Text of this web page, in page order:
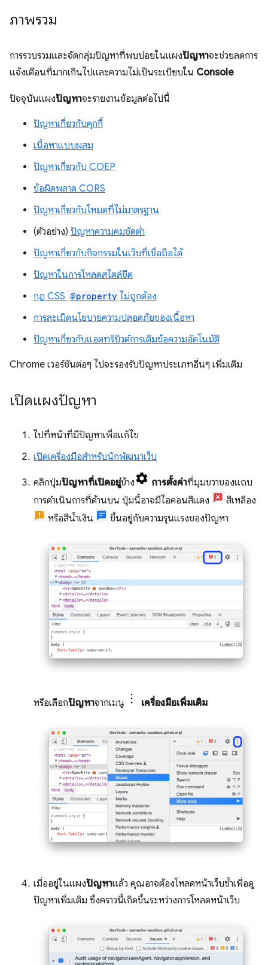
ภาพรวม
การรวบรวมและจัดกลุ่มปัญหาที่พบบ่อยในแผงปัญหาจะช่วยลดการ
แจ้งเตือนที่มากเกินไปและความไม่เป็นระเบียบใน Console
ปัจจุบันแผงปัญหาจะรายงานข้อมูลต่อไปนี้
ปัญหาเกี่ยวกับคุกกี้
เนื้อหาแบบผสม
ปัญหาเกี่ยวกับ COEP
ข้อผิดพลาด CORS
ปัญหาเกี่ยวกับโหมดที่ไม่มาตรฐาน
(ตัวอย่าง) ปัญหาความคมชัดต่ำ
ปัญหาเกี่ยวกับกิจกรรมในเว็บที่เชื่อถือได้
ปัญหาในการโหลดสไตล์ชีต
กฎ CSS @property ไม่ถูกต้อง
การละเมิดนโยบายความปลอดภัยของเนื้อหา
ปัญหาเกี่ยวกับแอตทริบิวต์การเติมข้อความอัตโนมัติ
Chrome เวอร์ชันต่อๆ ไปจะรองรับปัญหาประเภทอื่นๆ เพิ่มเติม
เปิดแผงปัญหา
ไปที่หน้าที่มีปัญหาเพื่อแก้ไข
เปิดเครื่องมือสำหรับนักพัฒนาเว็บ
คลิกปุ่มปัญหาที่เปิดอยู่ข้าง การตั้งค่าที่มุมขวาของแถบ
การดำเนินการที่ด้านบน ปุ่มนี้อาจมีไอคอนสีแดง
สีเหลือง
หรือสีน้ำเงิน
ขึ้นอยู่กับความรุนแรงของปัญหา
หรือเลือกปัญหาจากเมนู เครื่องมือเพิ่มเติม
เมื่ออยู่ในแผงปัญหาแล้ว คุณอาจต้องโหลดหน้าเว็บซ้ำเพื่อดู
ปัญหาเพิ่มเติม ซึ่งคราวนี้เกิดขึ้นระหว่างการโหลดหน้าเว็บ